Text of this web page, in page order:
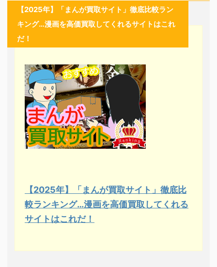
【2025年】「まんが買取サイト」徹底比較ラン
キング…漫画を高価買取してくれるサイトはこれ
だ！
【2025年】「まんが買取サイト」徹底比
較ランキング…漫画を高価買取してくれる
サイトはこれだ！